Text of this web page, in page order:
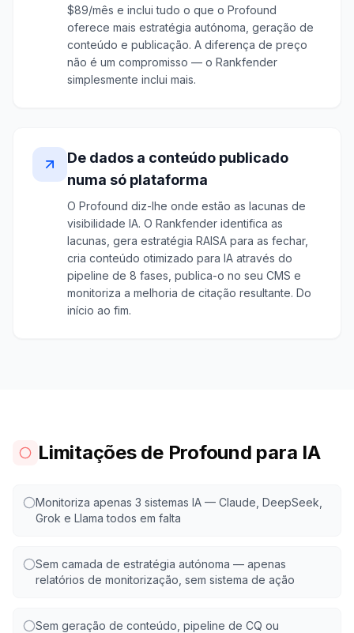
$89/mês e inclui tudo o que o Profound
oferece mais estratégia autónoma, geração de
conteúdo e publicação. A diferença de preço
não é um compromisso — o Rankfender
simplesmente inclui mais.
De dados a conteúdo publicado
numa só plataforma
O Profound diz-lhe onde estão as lacunas de
visibilidade IA. O Rankfender identifica as
lacunas, gera estratégia RAISA para as fechar,
cria conteúdo otimizado para IA através do
pipeline de 8 fases, publica-o no seu CMS e
monitoriza a melhoria de citação resultante. Do
início ao fim.
Limitações de Profound para IA
Monitoriza apenas 3 sistemas IA — Claude, DeepSeek,
Grok e Llama todos em falta
Sem camada de estratégia autónoma — apenas
relatórios de monitorização, sem sistema de ação
Sem geração de conteúdo, pipeline de CQ ou